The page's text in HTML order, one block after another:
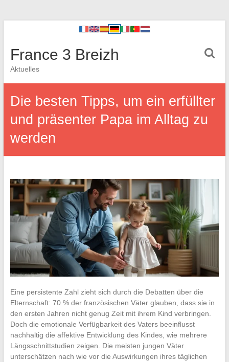
France 3 Breizh
Aktuelles
Die besten Tipps, um ein erfüllter
und präsenter Papa im Alltag zu
werden
Eine persistente Zahl zieht sich durch die Debatten über die
Elternschaft: 70 % der französischen Väter glauben, dass sie in
den ersten Jahren nicht genug Zeit mit ihrem Kind verbringen.
Doch die emotionale Verfügbarkeit des Vaters beeinflusst
nachhaltig die affektive Entwicklung des Kindes, wie mehrere
Längsschnittstudien zeigen. Die meisten jungen Väter
unterschätzen nach wie vor die Auswirkungen ihres täglichen